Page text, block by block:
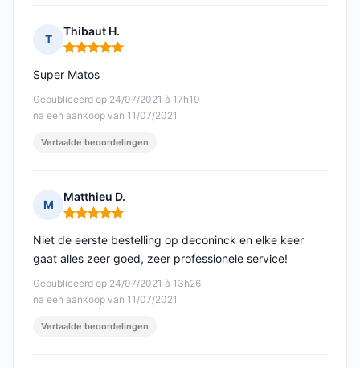
T
Thibaut H.
Opmerking: 5 van 5
Gepubliceerd op 24/07/2021 à 17h19
na een aankoop van 11/07/2021
Super Matos
Vertaalde beoordelingen
M
Matthieu D.
Opmerking: 5 van 5
Gepubliceerd op 24/07/2021 à 13h26
na een aankoop van 11/07/2021
Niet de eerste bestelling op deconinck en elke keer
gaat alles zeer goed, zeer professionele service!
Vertaalde beoordelingen